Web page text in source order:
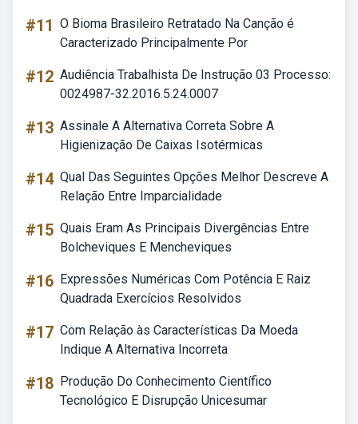
#11 O Bioma Brasileiro Retratado Na Canção é
Caracterizado Principalmente Por
#12 Audiência Trabalhista De Instrução 03 Processo:
0024987-32.2016.5.24.0007
#13 Assinale A Alternativa Correta Sobre A
Higienização De Caixas Isotérmicas
#14 Qual Das Seguintes Opções Melhor Descreve A
Relação Entre Imparcialidade
#15 Quais Eram As Principais Divergências Entre
Bolcheviques E Mencheviques
#16 Expressões Numéricas Com Potência E Raiz
Quadrada Exercícios Resolvidos
#17 Com Relação às Características Da Moeda
Indique A Alternativa Incorreta
#18 Produção Do Conhecimento Científico
Tecnológico E Disrupção Unicesumar